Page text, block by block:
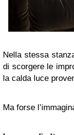
Nella stessa
di scorgere le
la calda luce
Ma forse